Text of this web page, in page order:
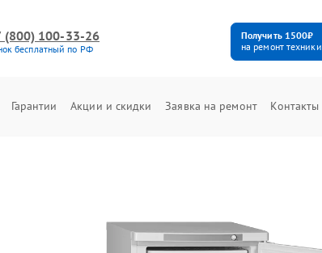
(800) 100-33-26
бесплатный по РФ
Получить 1500₽
на ремонт техники
Гарантии Акции и скидки Заявка на ремонт Контакты